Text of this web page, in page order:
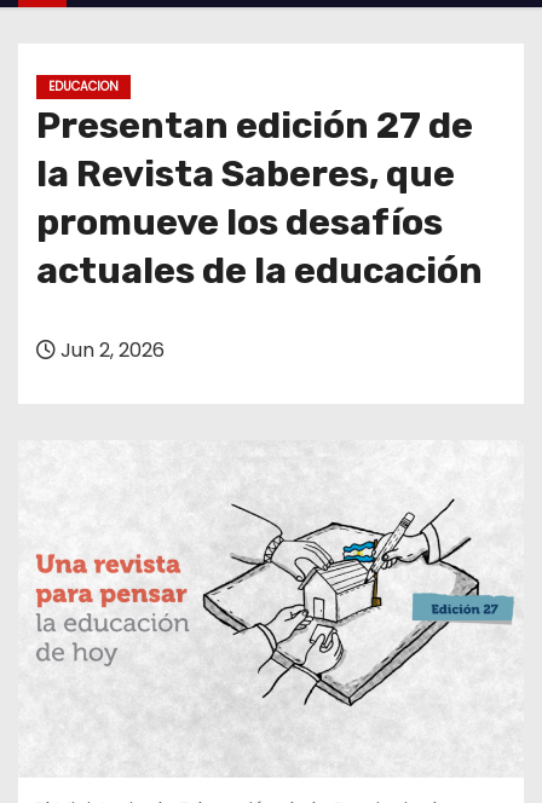
o
EDUCACION
Presentan edición 27 de
la Revista Saberes, que
promueve los desafíos
actuales de la educación
Jun 2, 2026